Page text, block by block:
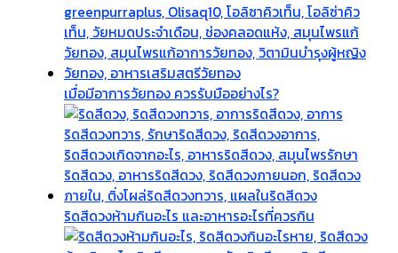
เมื่อมีอาการวัยทอง ควรรับมืออย่างไร?
ริดสีดวงห้ามกินอะไร และอาหารอะไรที่ควรกิน